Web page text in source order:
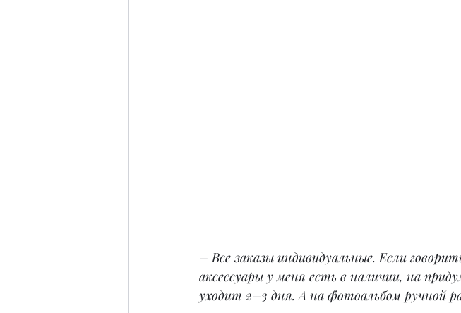
– Все заказы индивидуальные. Если
аксессуары у меня есть в наличии, на
уходит 2–3 дня. А на фотоальбом ручной